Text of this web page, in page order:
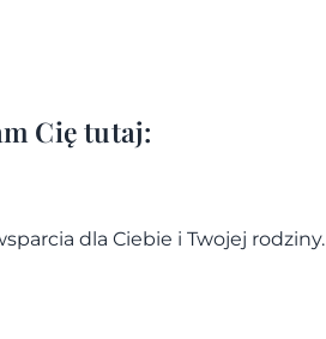
Cię tutaj:
dla Ciebie i Twojej rodziny.